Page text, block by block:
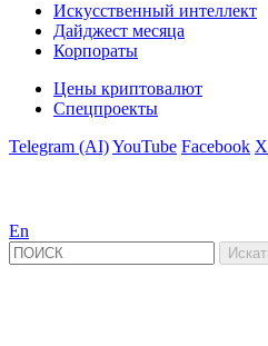
Искусственный интеллект
Дайджест месяца
Корпораты
Цены криптовалют
Спецпроекты
Telegram (AI)YouTube Facebook X
En